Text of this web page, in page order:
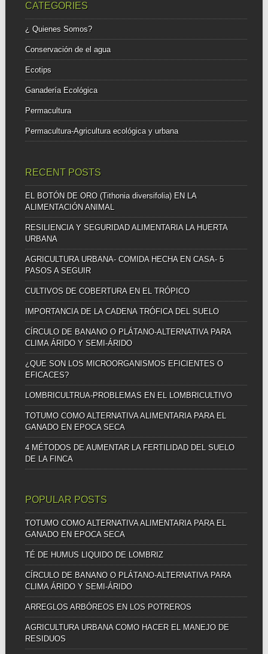
CATEGORIES
¿ Quienes Somos?
Conservación de el agua
Ecotips
Ganadería Ecológica
Permacultura
Permacultura-Agricultura ecológica y urbana
RECENT POSTS
EL BOTÓN DE ORO (Tithonia diversifolia) EN LA
ALIMENTACIÓN ANIMAL
RESILIENCIA Y SEGURIDAD ALIMENTARIA LA HUERTA
URBANA
AGRICULTURA URBANA- COMIDA HECHA EN CASA- 5
PASOS A SEGUIR
CULTIVOS DE COBERTURA EN EL TRÓPICO
IMPORTANCIA DE LA CADENA TRÓFICA DEL SUELO
CÍRCULO DE BANANO O PLÁTANO-ALTERNATIVA PARA
CLIMA ÁRIDO Y SEMI-ÁRIDO
¿QUE SON LOS MICROORGANISMOS EFICIENTES O
EFICACES?
LOMBRICULTRUA-PROBLEMAS EN EL LOMBRICULTIVO
TOTUMO COMO ALTERNATIVA ALIMENTARIA PARA EL
GANADO EN EPOCA SECA
4 MÉTODOS DE AUMENTAR LA FERTILIDAD DEL SUELO
DE LA FINCA
POPULAR POSTS
TOTUMO COMO ALTERNATIVA ALIMENTARIA PARA EL
GANADO EN EPOCA SECA
TÉ DE HUMUS LIQUIDO DE LOMBRIZ
CÍRCULO DE BANANO O PLÁTANO-ALTERNATIVA PARA
CLIMA ÁRIDO Y SEMI-ÁRIDO
ARREGLOS ARBÓREOS EN LOS POTREROS
AGRICULTURA URBANA COMO HACER EL MANEJO DE
RESIDUOS